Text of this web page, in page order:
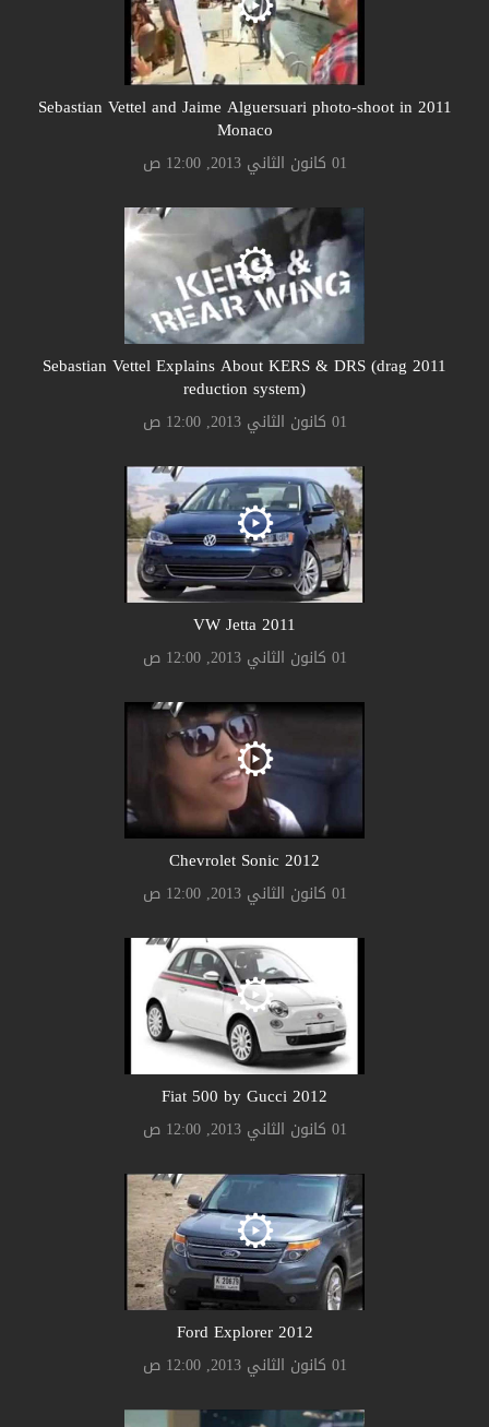
2011 Sebastian Vettel and Jaime Alguersuari photo-shoot in
Monaco
01 كانون الثاني 2013, 12:00 ص
2011 Sebastian Vettel Explains About KERS & DRS (drag
reduction system)
01 كانون الثاني 2013, 12:00 ص
2011 VW Jetta
01 كانون الثاني 2013, 12:00 ص
2012 Chevrolet Sonic
01 كانون الثاني 2013, 12:00 ص
2012 Fiat 500 by Gucci
01 كانون الثاني 2013, 12:00 ص
2012 Ford Explorer
01 كانون الثاني 2013, 12:00 ص